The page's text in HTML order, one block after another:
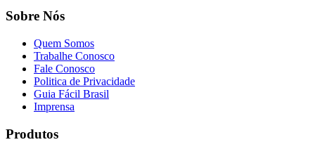
Sobre Nós
Quem Somos
Trabalhe Conosco
Fale Conosco
Politica de Privacidade
Guia Fácil Brasil
Imprensa
Produtos